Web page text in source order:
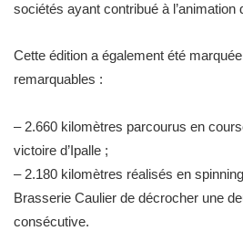
sociétés ayant contribué à l’animation
Cette édition a également été
remarquables :
– 2.660 kilomètres parcourus en
victoire d’Ipalle ;
– 2.180 kilomètres réalisés en
Brasserie Caulier de décrocher une
consécutive.